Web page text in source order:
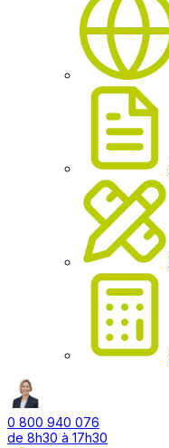
0 800 940 076
de 8h30 à 17h30